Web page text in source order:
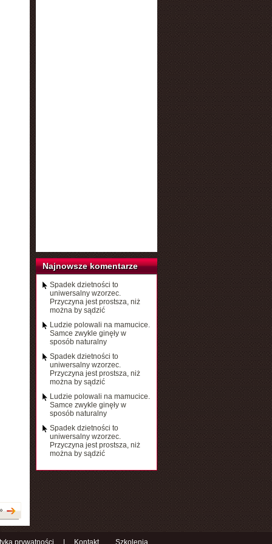
Najnowsze komentarze
Spadek dzietności to
uniwersalny wzorzec.
Przyczyna jest prostsza, niż
można by sądzić
Ludzie polowali na mamucice.
Samce zwykle ginęły w
sposób naturalny
Spadek dzietności to
uniwersalny wzorzec.
Przyczyna jest prostsza, niż
można by sądzić
Ludzie polowali na mamucice.
Samce zwykle ginęły w
sposób naturalny
Spadek dzietności to
uniwersalny wzorzec.
Przyczyna jest prostsza, niż
można by sądzić
prywatności Kontakt Szkolenia